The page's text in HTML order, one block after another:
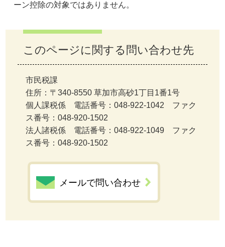
ーン控除の対象ではありません。
このページに関する問い合わせ先
市民税課
住所：〒340-8550 草加市高砂1丁目1番1号
個人課税係 電話番号：048-922-1042 ファク
ス番号：048-920-1502
法人諸税係 電話番号：048-922-1049 ファク
ス番号：048-920-1502
メールで問い合わせ